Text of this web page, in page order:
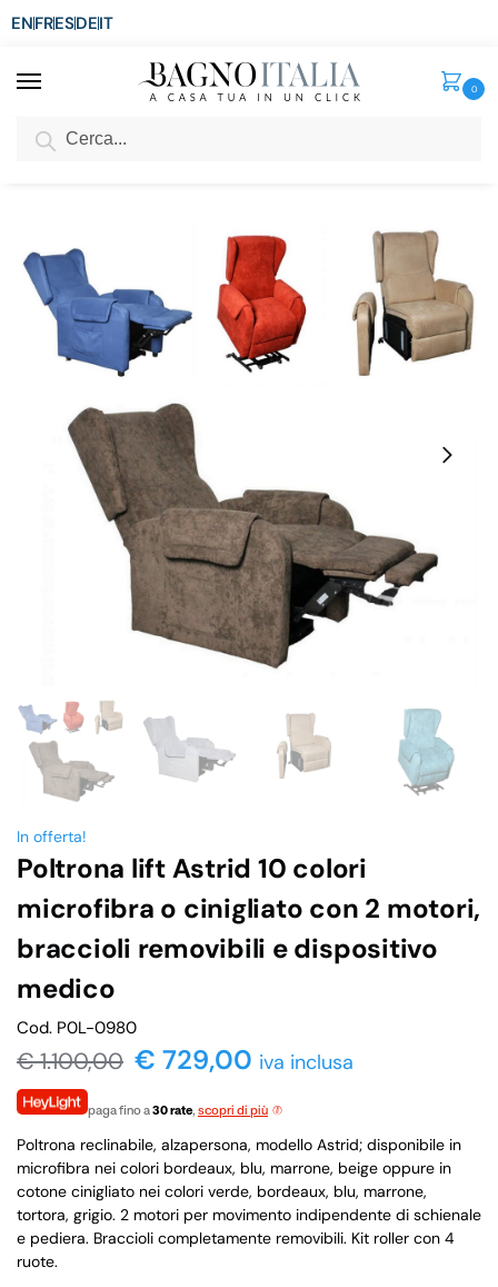
ENFRESDEIT
0
SCONTO del 3%
In offerta!
Poltrona lift Astrid 10 colori
microfibra o cinigliato con 2 motori,
braccioli removibili e dispositivo
medico
Cod. P0L-0980
€1.100,00 € 729,00 iva inclusa
paga fino a30 rate, scopri di più
Poltrona reclinabile, alzapersona, modello Astrid; disponibile in
microfibra nei colori bordeaux, blu, marrone, beige oppure in
cotone cinigliato nei colori verde, bordeaux, blu, marrone,
tortora, grigio. 2 motori per movimento indipendente di schienale
e pediera. Braccioli completamente removibili. Kit roller con 4
ruote.